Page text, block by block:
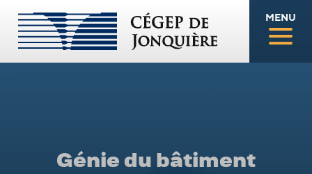
MENU
Génie du bâtiment